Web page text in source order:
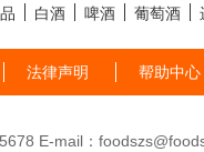
白酒 啤酒 葡萄酒
法律声明 帮助中心
E-mail：